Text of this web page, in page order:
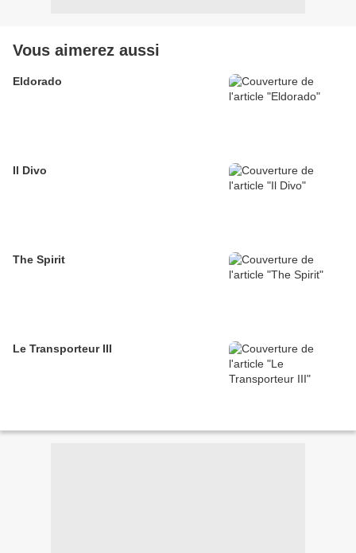
Vous aimerez aussi
Eldorado
Il Divo
The Spirit
Le Transporteur III